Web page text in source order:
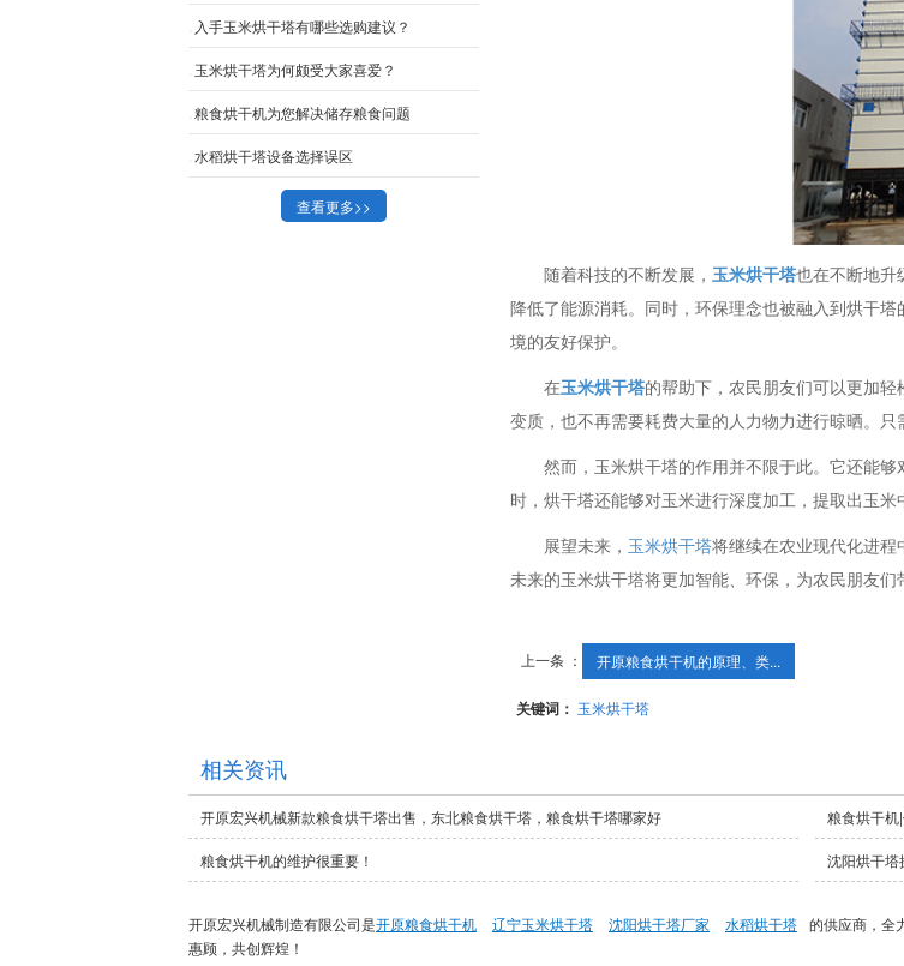
随着科技的不断发展， 玉米烘干塔也在不断地升
降低了能源消耗。同时，环保理念也被融入到烘干
境的友好保护。
在玉米烘干塔的帮助下，农民朋友们可以更加
变质，也不再需要耗费大量的人力物力进行晾晒。
然而，玉米烘干塔的作用并不限于此。它还能
时，烘干塔还能够对玉米进行深度加工，提取出玉
展望未来， 玉米烘干塔将继续在农业现代化进
未来的玉米烘干塔将更加智能、环保，为农民朋友们
上一条 ： 开原粮食烘干机的原理、类...
关键词： 玉米烘干塔
入手玉米烘干塔有哪些选购建议？
玉米烘干塔​为何颇受大家喜爱？
粮食烘干机为您解决储存粮食问题
水稻烘干塔设备选择误区
查看更多>>
相关资讯
开原宏兴机械新款粮食烘干塔出售，东北粮食烘干塔，粮食烘干塔哪家好 粮食烘干机
粮食烘干机的维护很重要！ 沈阳烘干
开原宏兴机械制造有限公司是开原粮食烘干机 辽宁玉米烘干塔 沈阳烘干塔厂家 水稻烘干塔 的供应商，全
惠顾，共创辉煌！